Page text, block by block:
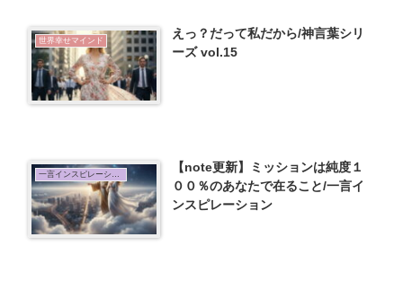
世界幸せマインド
えっ？だって私だから/神言葉シリ
ーズ vol.15
【note更新】ミッションは純度１
００％のあなたで在ること/一言イ
ンスピレーション